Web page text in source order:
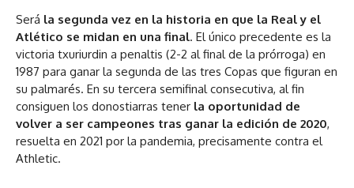
Será la segunda vez en la historia en que la Real y el
Atlético se midan en una final. El único precedente es la
victoria txuriurdin a penaltis (2-2 al final de la prórroga) en
1987 para ganar la segunda de las tres Copas que figuran en
su palmarés. En su tercera semifinal consecutiva, al fin
consiguen los donostiarras tener la oportunidad de
volver a ser campeones tras ganar la edición de 2020,
resuelta en 2021 por la pandemia, precisamente contra el
Athletic.